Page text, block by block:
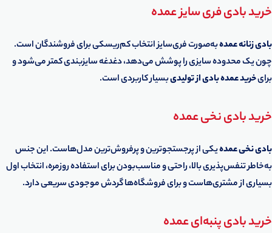
خرید بادی فری سایز عمده
بادی زنانه عمدهبه‌صورت فری‌سایز انتخاب کم‌ریسکی برای فروشندگان است.
چون یک محدوده سایزی را پوشش می‌دهد، دغدغه سایزبندی کمتر می‌شود و
برایخرید عمده بادی از تولیدیبسیار کاربردی است.
خرید بادی نخی عمده
بادی نخی عمدهیکی از پرجستجوترین و پرفروش‌ترین مدل‌هاست. این جنس
به‌خاطر تنفس‌پذیری بالا، راحتی و مناسب‌بودن برای استفاده روزمره، انتخاب اول
بسیاری از مشتری‌هاست و برای فروشگاه‌ها گردش موجودی سریعی دارد.
خرید بادی پنبه‌ای عمده